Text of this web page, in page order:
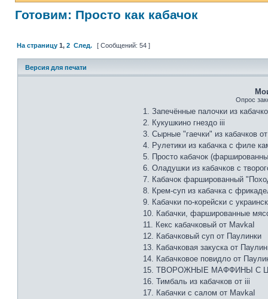
Готовим: Просто как кабачок
На страницу 1, 2 След. [ Сообщений: 54 ]
Версия для печати
Опрос
1. Запечённые палочки из
2. Кукушкино гнездо iii
3. Сырные "гаечки" из кабачков
4. Рулетики из кабачка с филе
5. Просто кабачок
6. Оладушки из кабачков с
7. Кабачок фаршированный
8. Крем-суп из кабачка с
9. Кабачки по-корейски с
10. Кабачки, фаршированные
11. Кекс кабачковый от MavkaI
12. Кабачковый суп от Паулинки
13. Кабачковая закуска от
14. Кабачковое повидло от
15. ТВОРОЖНЫЕ МАФФИНЫ С
16. Тимбаль из кабачков от iii
17. Кабачки с салом от MavkaI